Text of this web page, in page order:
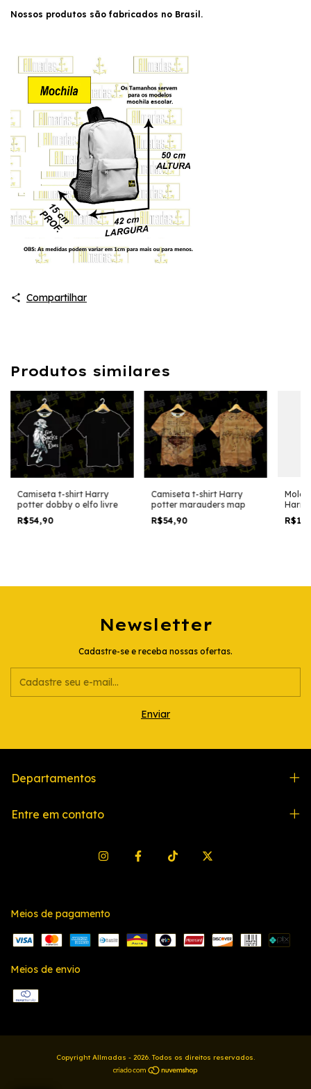
Nossos produtos são fabricados no Brasil.
Compartilhar
Produtos similares
Camiseta t-shirt Harry
potter dobby o elfo livre
R$54,90
Camiseta t-shirt Harry
potter marauders map
R$54,90
Harry
Newsletter
Cadastre-se e receba nossas ofertas.
Departamentos
Entre em contato
Meios de pagamento
Meios de envio
Copyright Allmadas - 2026. Todos os direitos reservados.